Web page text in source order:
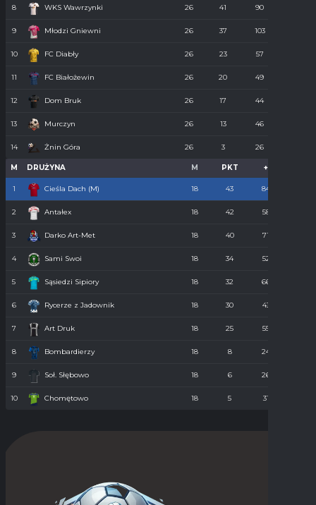
8 WKS Wawrzynki 26 41 90
9 Młodzi Gniewni 26 37 103
10 FC Diabły 26 23 57
11 FC Białożewin 26 20 49
12 Dom Bruk 26 17 44
13 Murczyn 26 13 46
14 Żnin Góra 26 3 26
M DRUŻYNA M PKT +
1 Cieśla Dach (M) 18 43 84
2 Antałex 18 42 58
3 Darko Art-Met 18 40 71
4 Sami Swoi 18 34 52
5 Sąsiedzi Sipiory 18 32 66
6 Rycerze z Jadownik 18 30 43
7 Art Druk 18 25 55
8 Bombardierzy 18 8 24
9 Soł. Słębowo 18 6 26
10 Chomętowo 18 5 31